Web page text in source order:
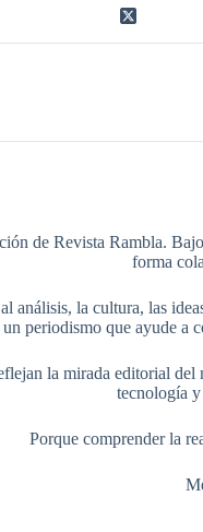
de Revista Rambla.
forma
análisis, la cultura, las
periodismo que ayude a
la mirada editorial
tecnología
Porque comprender la